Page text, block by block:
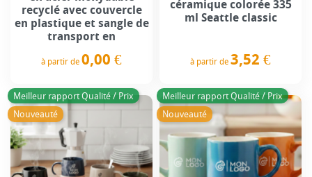
recyclé avec couvercle
en plastique et sangle de
transport en
à partir de 0,00 €
céramique colorée 335
ml Seattle classic
à partir de 3,52 €
Meilleur rapport Qualité / Prix
Nouveauté
Meilleur rapport Qualité / Prix
Nouveauté